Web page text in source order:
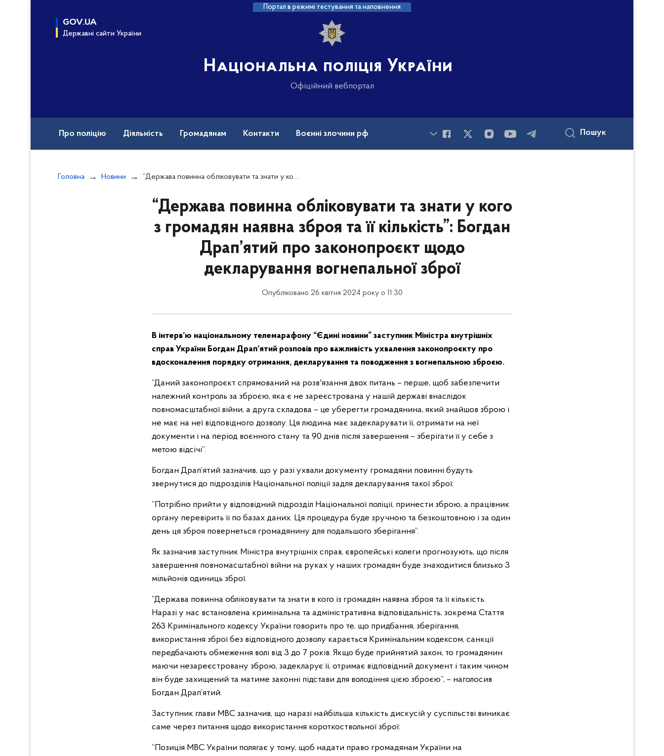
Портал в режимі тестування та наповнення
GOV.UA
Державні сайти України
Національна поліція України
Офіційний вебпортал
Про поліцію Діяльність Громадянам Контакти Воєнні злочини рф Пошук
Головна Новини “Держава повинна обліковувати та знати у кого з громадян наявна зброя та її кількість”: Богдан Драп’ятий про законопроєкт щодо декларування вогнепальної зброї
“Держава повинна обліковувати та знати у кого
з громадян наявна зброя та її кількість”: Богдан
Драп’ятий про законопроєкт щодо
декларування вогнепальної зброї
Опубліковано 26 квітня 2024 року о 11:30
В інтерв’ю національному телемарафону “Єдині новини” заступник Міністра внутрішніх
справ України Богдан Драп’ятий розповів про важливість ухвалення законопроєкту про
вдосконалення порядку отримання, декларування та поводження з вогнепальною зброєю.
“Даний законопроєкт спрямований на розв'язання двох питань – перше, щоб забезпечити
належний контроль за зброєю, яка є не зареєстрована у нашій державі внаслідок
повномасштабної війни, а друга складова – це уберегти громадянина, який знайшов зброю і
не має на неї відповідного дозволу. Ця людина має задекларувати її, отримати на неї
документи і на період воєнного стану та 90 днів після завершення – зберігати її у себе з
метою відсічі”.
Богдан Драп’ятий зазначив, що у разі ухвали документу громадяни повинні будуть
звернутися до підрозділів Національної поліції задля декларування такої зброї:
“Потрібно прийти у відповідний підрозділ Національної поліції, принести зброю, а працівник
органу перевірить її по базах даних. Ця процедура буде зручною та безкоштовною і за один
день ця зброя повернеться громадянину для подальшого зберігання”.
Як зазначив заступник Міністра внутрішніх справ, європейські колеги прогнозують, що після
завершення повномасштабної війни на руках у наших громадян буде знаходитися близько 3
мільйонів одиниць зброї.
“Держава повинна обліковувати та знати в кого із громадян наявна зброя та її кількість.
Наразі у нас встановлена кримінальна та адміністративна відповідальність, зокрема Стаття
263 Кримінального кодексу України говорить про те, що придбання, зберігання,
використання зброї без відповідного дозволу карається Кримінальним кодексом, санкції
передбачають обмеження волі від 3 до 7 років. Якщо буде прийнятий закон, то громадянин
маючи незареєстровану зброю, задекларує її, отримає відповідний документ і таким чином
він буде захищений та матиме законні підстави для володіння цією зброєю”, – наголосив
Богдан Драп’ятий.
Заступник глави МВС зазначив, що наразі найбільша кількість дискусій у суспільстві виникає
саме через питання щодо використання короткоствольної зброї:
“Позиція МВС України полягає у тому, щоб надати право громадянам України на